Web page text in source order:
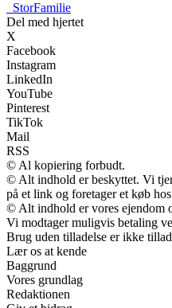
StorFamilie
Del med hjertet
X
Facebook
Instagram
LinkedIn
YouTube
Pinterest
TikTok
Mail
RSS
© Al kopiering forbudt.
© Alt indhold er beskyttet. Vi
på et link og foretager et køb
© Alt indhold er vores ejendom
Vi modtager muligvis betaling
Brug uden tilladelse er ikke
Lær os at kende
Baggrund
Vores grundlag
Redaktionen